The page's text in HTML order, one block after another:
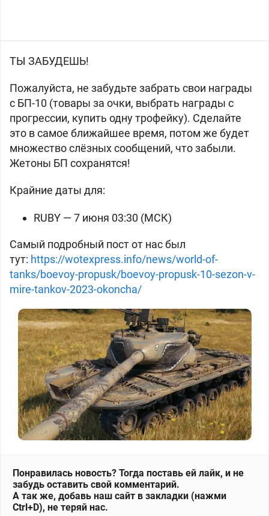
ТЫ ЗАБУДЕШЬ!
Пожалуйста, не забудьте забрать свои награды
с БП-10 (товары за очки, выбрать награды с
прогрессии, купить одну трофейку). Сделайте
это в самое ближайшее время, потом же будет
множество слёзных сообщений, что забыли.
Жетоны БП сохранятся!
Крайние даты для:
RUBY — 7 июня 03:30 (МСК)
Самый подробный пост от нас был
тут: https://wotexpress.info/news/world-of-
tanks/boevoy-propusk/boevoy-propusk-10-sezon-v-
mire-tankov-2023-okoncha/
Понравилась новость? Тогда поставь ей лайк, и не
забудь оставить свой комментарий.
А так же, добавь наш сайт в закладки (нажми
Ctrl+D), не теряй нас.